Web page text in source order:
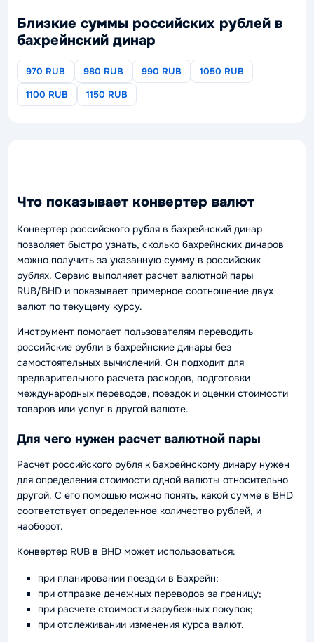
Близкие суммы российских рублей в
бахрейнский динар
970 RUB 980 RUB 990 RUB
1050 RUB
1100 RUB
1150 RUB
Что показывает конвертер валют
Конвертер российского рубля в бахрейнский динар
позволяет быстро узнать, сколько бахрейнских динаров
можно получить за указанную сумму в российских
рублях. Сервис выполняет расчет валютной пары
RUB/BHD и показывает примерное соотношение двух
валют по текущему курсу.
Инструмент помогает пользователям переводить
российские рубли в бахрейнские динары без
самостоятельных вычислений. Он подходит для
предварительного расчета расходов, подготовки
международных переводов, поездок и оценки стоимости
товаров или услуг в другой валюте.
Для чего нужен расчет валютной пары
Расчет российского рубля к бахрейнскому динару нужен
для определения стоимости одной валюты относительно
другой. С его помощью можно понять, какой сумме в BHD
соответствует определенное количество рублей, и
наоборот.
Конвертер RUB в BHD может использоваться:
при планировании поездки в Бахрейн;
при отправке денежных переводов за границу;
при расчете стоимости зарубежных покупок;
при отслеживании изменения курса валют.